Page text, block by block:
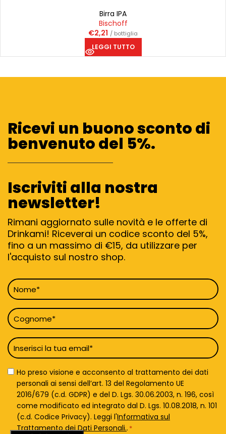
Birra IPA
Bischoff
€2,21 / bottiglia
LEGGI TUTTO
Ricevi un buono sconto di
benvenuto del 5%.
Iscriviti alla nostra
newsletter!
Rimani aggiornato sulle novità e le offerte di
Drinkami! Riceverai un codice sconto del 5%,
fino a un massimo di €15, da utilizzare per
l'acquisto sul nostro shop.
Nome
*
Cognome
*
Email
*
Privacy
Policy
Ho preso visione e acconsento al trattamento dei dati
personali ai sensi dell’art. 13 del Regolamento UE
2016/679 (c.d. GDPR) e del D. Lgs. 30.06.2003, n. 196, così
come modificato ed integrato dal D. Lgs. 10.08.2018, n. 101
(c.d. Codice Privacy). Leggi l'Informativa sul
Trattamento dei Dati Personali.. *